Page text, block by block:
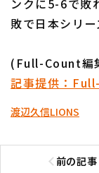
運営会社（別ウィン
特定商取引法の表示
ンクに5-6で敗
敗で日本シリー
(Full-Count編
記事提供：
渡辺久信LIONS
前の記事
前の